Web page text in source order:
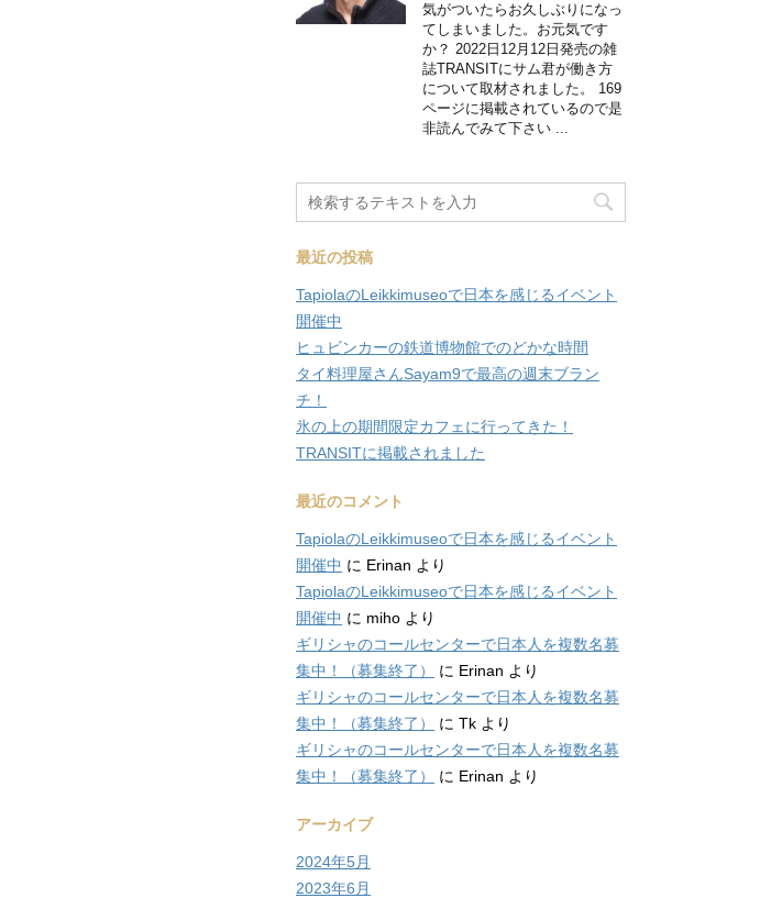
気がついたらお久しぶりになっ
てしまいました。お元気です
か？ 2022日12月12日発売の雑
誌TRANSITにサム君が働き方
について取材されました。 169
ページに掲載されているので是
非読んでみて下さい ...
最近の投稿
TapiolaのLeikkimuseoで日本を感じるイベント
開催中
ヒュビンカーの鉄道博物館でのどかな時間
タイ料理屋さんSayam9で最高の週末ブラン
チ！
氷の上の期間限定カフェに行ってきた！
TRANSITに掲載されました
最近のコメント
TapiolaのLeikkimuseoで日本を感じるイベント
開催中 に Erinan より
TapiolaのLeikkimuseoで日本を感じるイベント
開催中 に miho より
ギリシャのコールセンターで日本人を複数名募
集中！（募集終了）
に Erinan より
ギリシャのコールセンターで日本人を複数名募
集中！（募集終了）
に Tk より
ギリシャのコールセンターで日本人を複数名募
集中！（募集終了）
に Erinan より
アーカイブ
2024年5月
2023年6月